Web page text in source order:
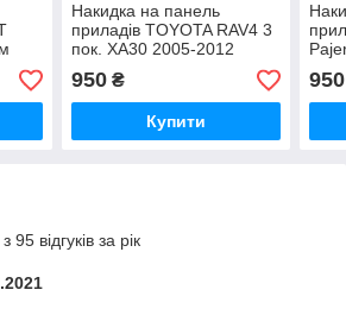
Накидка на панель
приладів TOYOTA RAV4 3
пок. XA30 2005-2012
Чохол/накидка на торпеду
авто Тойота Рав 4
950₴
Купити
950
відгуків за рік